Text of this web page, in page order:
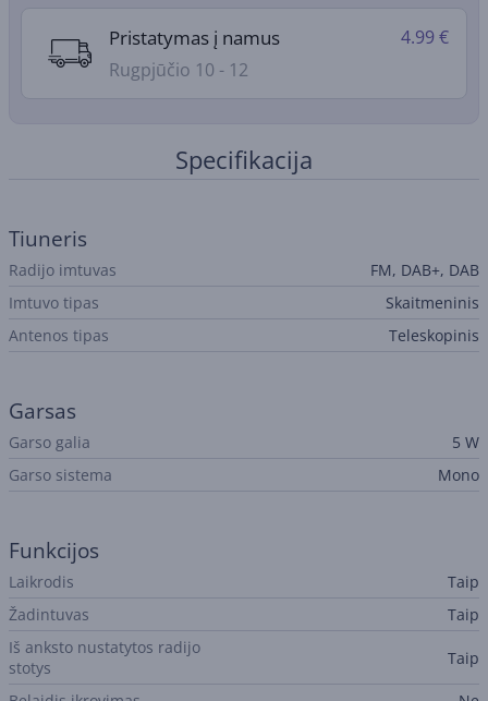
Pristatymas į namus
Rugpjūčio 10 - 12
4.99 €
Specifikacija
Tiuneris
Radijo imtuvas
FM, DAB+, DAB
Imtuvo tipas
Skaitmeninis
Antenos tipas
Teleskopinis
Garsas
Garso galia
5 W
Garso sistema
Mono
Funkcijos
Laikrodis
Taip
Žadintuvas
Taip
Iš anksto nustatytos radijo
stotys
Taip